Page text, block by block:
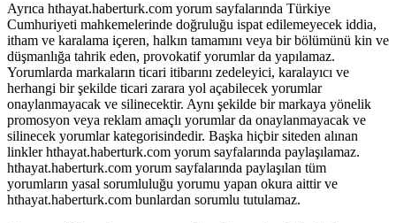
Ayrıca hthayat.haberturk.com yorum sayfalarında Türkiye
Cumhuriyeti mahkemelerinde doğruluğu ispat edilemeyecek iddia,
itham ve karalama içeren, halkın tamamını veya bir bölümünü kin ve
düşmanlığa tahrik eden, provokatif yorumlar da yapılamaz.
Yorumlarda markaların ticari itibarını zedeleyici, karalayıcı ve
herhangi bir şekilde ticari zarara yol açabilecek yorumlar
onaylanmayacak ve silinecektir. Aynı şekilde bir markaya yönelik
promosyon veya reklam amaçlı yorumlar da onaylanmayacak ve
silinecek yorumlar kategorisindedir. Başka hiçbir siteden alınan
linkler hthayat.haberturk.com yorum sayfalarında paylaşılamaz.
hthayat.haberturk.com yorum sayfalarında paylaşılan tüm
yorumların yasal sorumluluğu yorumu yapan okura aittir ve
hthayat.haberturk.com bunlardan sorumlu tutulamaz.